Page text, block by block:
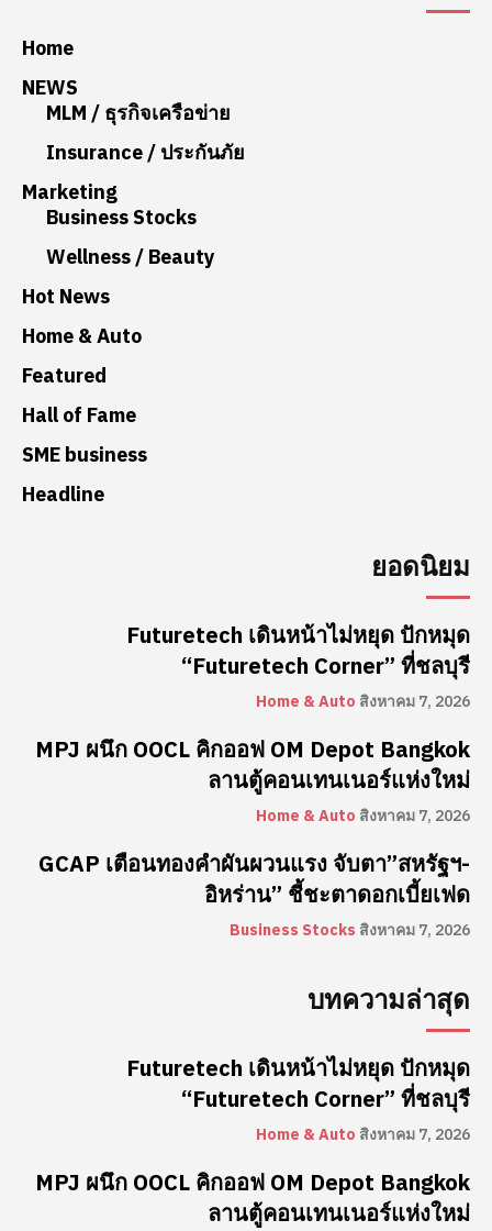
Home
NEWS
MLM / ธุรกิจเครือข่าย
Insurance / ประกันภัย
Marketing
Business Stocks
Wellness / Beauty
Hot News
Home & Auto
Featured
Hall of Fame
SME business
Headline
ยอดนิยม
Futuretech เดินหน้าไม่หยุด ปักหมุด
“Futuretech Corner” ที่ชลบุรี
Home & Auto สิงหาคม 7, 2026
MPJ ผนึก OOCL คิกออฟ OM Depot Bangkok
ลานตู้คอนเทนเนอร์แห่งใหม่
Home & Auto สิงหาคม 7, 2026
GCAP เตือนทองคำผันผวนแรง จับตา”สหรัฐฯ-
อิหร่าน” ชี้ชะตาดอกเบี้ยเฟด
Business Stocks สิงหาคม 7, 2026
บทความล่าสุด
Futuretech เดินหน้าไม่หยุด ปักหมุด
“Futuretech Corner” ที่ชลบุรี
Home & Auto สิงหาคม 7, 2026
MPJ ผนึก OOCL คิกออฟ OM Depot Bangkok
ลานตู้คอนเทนเนอร์แห่งใหม่